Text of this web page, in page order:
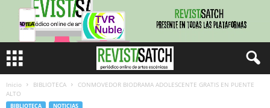
Inicio BIBLIOTECA
CONMOVEDOR BIODRAMA ADOLESCENTE GRATIS EN PUENTE
ALTO
BIBLIOTECA NOTICIAS